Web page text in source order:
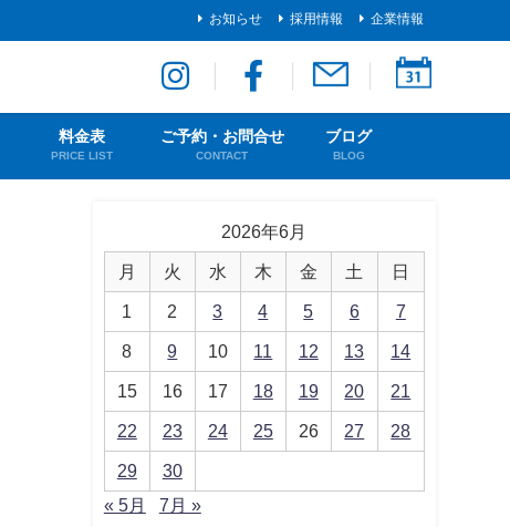
お知らせ 採用情報 企業情報
料金表
PRICE LIST
ご予約・お問合せ
CONTACT
ブログ
BLOG
2026年6月
月 火 水 木 金 土 日
1 2 3 4 5 6 7
8 9 10 11 12 13 14
15 16 17 18 19 20 21
22 23 24 25 26 27 28
29
30
« 5月
7月 »